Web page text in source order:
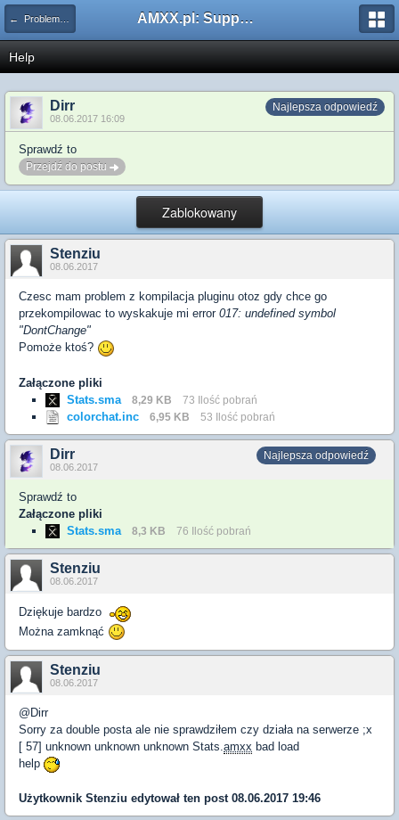
← Problemy z pluginami AMXX.pl: Support AMX Mod X i SourceMod
Help
Najlepsza odpowiedź
Dirr
08.06.2017 16:09
Sprawdź to
Przejdź do postu
Zablokowany
Stenziu
08.06.2017
Czesc mam problem z kompilacja pluginu otoz gdy chce go
przekompilowac to wyskakuje mi error 017: undefined symbol
"DontChange"
Pomoże ktoś?
Załączone pliki
Stats.sma
8,29 KB 73 Ilość pobrań
colorchat.inc 6,95 KB 53 Ilość pobrań
Najlepsza odpowiedź
Dirr
08.06.2017
Sprawdź to
Załączone pliki
Stats.sma
8,3 KB 76 Ilość pobrań
Stenziu
08.06.2017
Dziękuje bardzo
Można zamknąć
Stenziu
08.06.2017
@Dirr
Sorry za double posta ale nie sprawdziłem czy działa na serwerze ;x
[ 57] unknown unknown unknown Stats.amxx bad load
help
Użytkownik Stenziu edytował ten post 08.06.2017 19:46